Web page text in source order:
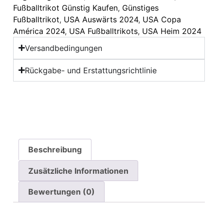
Fußballtrikot Günstig Kaufen, Günstiges
Fußballtrikot, USA Auswärts 2024, USA Copa
América 2024, USA Fußballtrikots, USA Heim 2024
Versandbedingungen
Rückgabe- und Erstattungsrichtlinie
Beschreibung
Zusätzliche Informationen
Bewertungen (0)